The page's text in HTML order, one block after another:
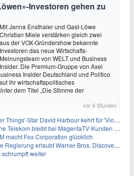
Investoren gehen zu
Mit Janna Ensthaler und Gast-Löwe
Christian Miele verstärken gleich zwei
aus der VOX-Gründershow bekannte
Investoren das neue Wirtschafts-
Meinungsteam von WELT und Business
Insider. Die Premium-Gruppe von Axel
Insider Deutschland und Politico
ihr wirtschaftspolitisches
dem Titel „Die Stimme der
vor 6 Stunden
Star David Harbour kehrt für 'Violent Night 2' zurück – Kristen Bell stößt zur Besetzung
Telekom bleibt bei MagentaTV-Kunden vage
macht Fox Corporation glücklich
erlaubt Warner Bros. Discovery-Übernahme
schrumpft weiter